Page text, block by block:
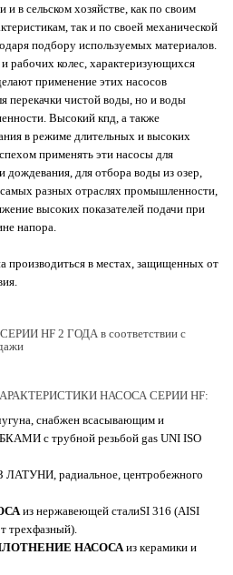
в сельском хозяйстве, как по своим
так и по своей механической
подбору используемых материалов.
рабочих колес, характеризующихся
применение этих насосов
перекачки чистой воды, но и воды
Высокий кпд, а также
в режиме длительных и высоких
применять эти насосы для
для отбора воды из озер,
самых разных отраслях промышленности,
высоких показателей подачи при
напора.
производиться в местах, защищенных от
HF 2 ГОДА в соответствии с
НАСОСА СЕРИИ HF:
снабжен всасывающим и
с трубной резьбой gas UNI ISO
ЛАТУНИ, радиальное, центробежного
из нержавеющей сталиSI 316 (AISI
трехфазный).
НАСОСА из керамики и